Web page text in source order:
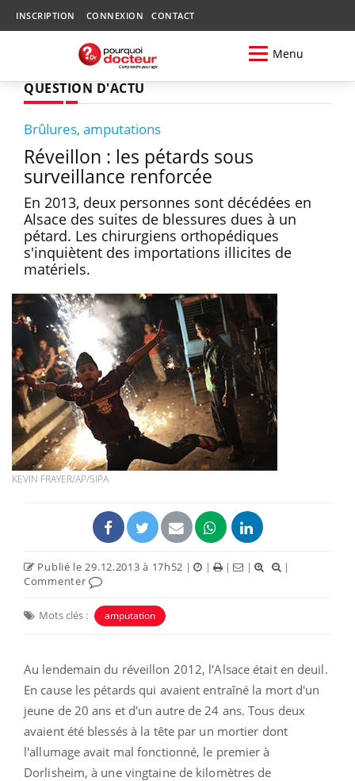
INSCRIPTION CONNEXION CONTACT
Menu
QUESTION D'ACTU
Brûlures, amputations
Réveillon : les pétards sous
surveillance renforcée
En 2013, deux personnes sont décédées en
Alsace des suites de blessures dues à un
pétard. Les chirurgiens orthopédiques
s'inquiètent des importations illicites de
matériels.
KEVIN FRAYER/AP/SIPA
Publié le 29.12.2013 à 17h52 | | | |
|
Commenter
Mots clés : amputation
Au lendemain du réveillon 2012, l'Alsace était en deuil.
En cause les pétards qui avaient entraîné la mort d'un
jeune de 20 ans et d'un autre de 24 ans. Tous deux
avaient été blessés à la tête par un mortier dont
l'allumage avait mal fonctionné, le premier à
Dorlisheim, à une vingtaine de kilomètres de